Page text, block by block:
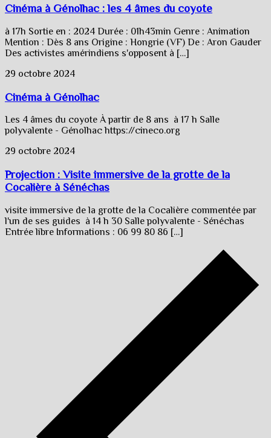
Cinéma à Génolhac : les 4 âmes du coyote
à 17h Sortie en : 2024 Durée : 01h43min Genre : Animation
Mention : Dès 8 ans Origine : Hongrie (VF) De : Aron Gauder
Des activistes amérindiens s'opposent à […]
29 octobre 2024
Cinéma à Génolhac
Les 4 âmes du coyote À partir de 8 ans à 17 h Salle
polyvalente - Génolhac https://cineco.org
29 octobre 2024
Projection : Visite immersive de la grotte de la
Cocalière à Sénéchas
visite immersive de la grotte de la Cocalière commentée par
l'un de ses guides à 14 h 30 Salle polyvalente - Sénéchas
Entrée libre Informations : 06 99 80 86 […]